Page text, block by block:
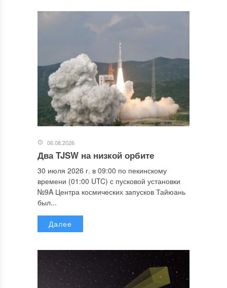
06.08.2026
Два TJSW на низкой орбите
30 июля 2026 г. в 09:00 по пекинскому
времени (01:00 UTC) с пусковой установки
№9A Центра космических запусков Тайюань
был...
Далее